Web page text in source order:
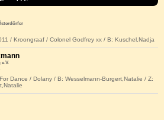
/ Kroongraaf / Colonel Godfrey xx / B: Kuschel,Nadja
Dance / Dolany / B: Wesselmann-Burgert,Natalie / Z: